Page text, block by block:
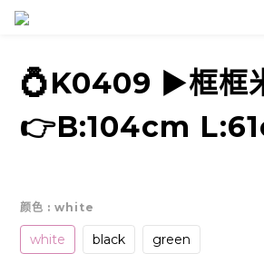
💍K0409 ▶️框框
👉B:104cm
颜色 : white
white black green